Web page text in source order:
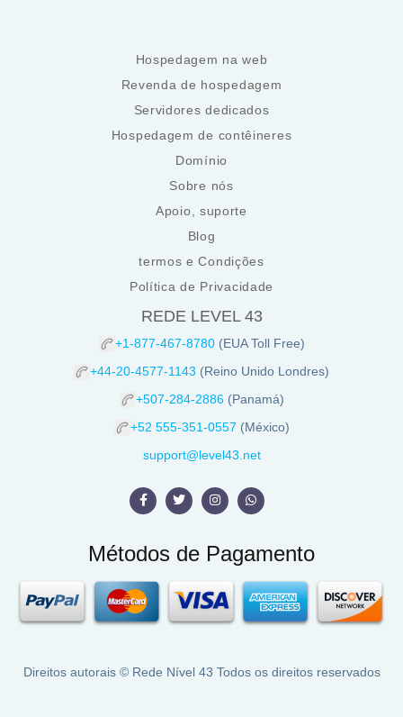
Hospedagem na web
Revenda de hospedagem
Servidores dedicados
Hospedagem de contêineres
Domínio
Sobre nós
Apoio, suporte
Blog
termos e Condições
Política de Privacidade
REDE LEVEL 43
+1-877-467-8780 (EUA Toll Free)
+44-20-4577-1143 (Reino Unido Londres)
+507-284-2886 (Panamá)
+52 555-351-0557 (México)
support@level43.net
Métodos de Pagamento
Direitos autorais © Rede Nível 43 Todos os direitos reservados